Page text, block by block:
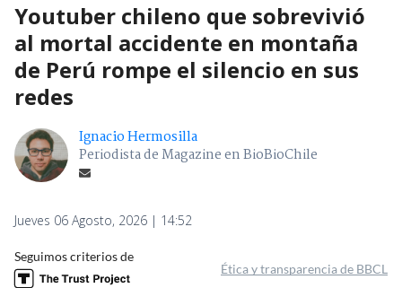
Youtuber chileno que sobrevivió
al mortal accidente en montaña
de Perú rompe el silencio en sus
redes
Ignacio Hermosilla
Periodista de Magazine en BioBioChile
Jueves 06 Agosto, 2026 | 14:52
Seguimos criterios de
Ética y transparencia de BBCL